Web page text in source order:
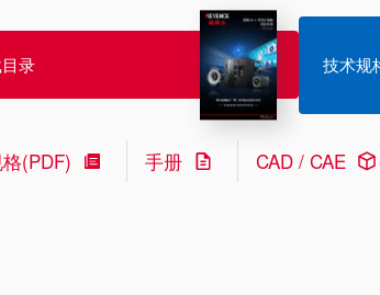
录 技术规
(PDF) 手册 CAD / CAE